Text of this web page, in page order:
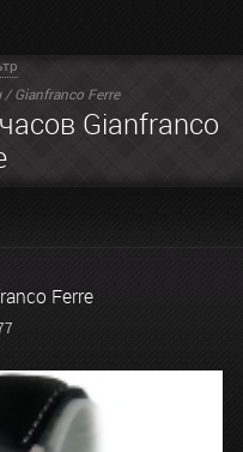
/ Gianfranco Ferre
Gianfranco
Ferre